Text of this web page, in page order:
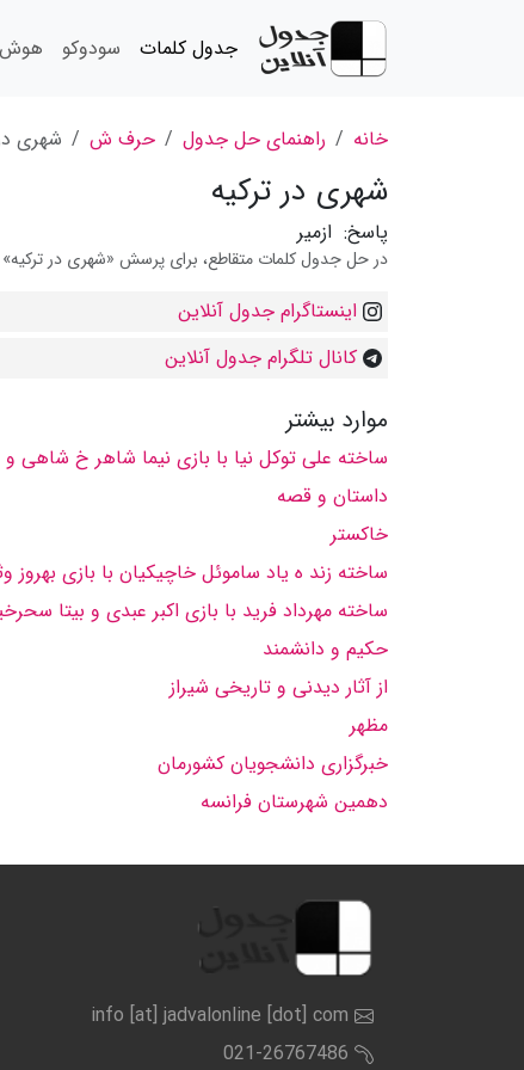
جدول کلمات سودوکو هوش
خانه راهنمای حل جدول حرف ش شهری
شهری در تركیه
پاسخ: ازمیر
در حل جدول کلمات متقاطع، برای پرسش «شهری در تركیه»
اینستاگرام جدول آنلاین
کانال تلگرام جدول آنلاین
موارد بیشتر
ساخته علی توكل نیا با بازی نیما شاهر خ شاهی و
داستان و قصه
خاكستر
ساخته زند ه یاد ساموئل خاچیكیان با بازی بهروز
ساخته مهرداد فرید با بازی اكبر عبدی و بیتا
حكیم و دانشمند
از آثار دیدنی و تاریخی شیراز
مظهر
خبرگزاری دانشجویان کشورمان
دهمین شهرستان فرانسه
info [at] jadvalonline [dot] com
021-26767486